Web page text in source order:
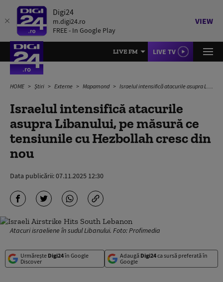
Digi24
m.digi24.ro
FREE - In Google Play
VIEW
LIVE FM LIVE TV
HOME Știri Externe Mapamond Israelul intensifică atacurile asupra Libanului, pe măsură ce tensiunile cu Hezbollah cresc din nou
Israelul intensifică atacurile
asupra Libanului, pe măsură ce
tensiunile cu Hezbollah cresc din
nou
Data publicării:07.11.2025 12:30
Atacuri israeliene în sudul Libanului. Foto: Profimedia
Urmărește Digi24în Google
Discover
Adaugă Digi24ca sursă preferată în
Google